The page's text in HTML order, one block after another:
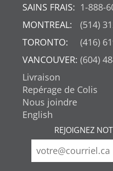
SAINS FRAIS: 1-888-
MONTREAL:
(514)
TORONTO:
(416)
VANCOUVER: (604)
Livraison
Repérage de Colis
Nous joindre
English
REJOIGNEZ